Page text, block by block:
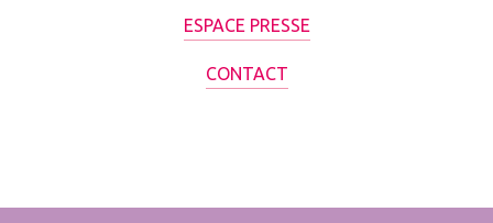
ESPACE PRESSE
CONTACT